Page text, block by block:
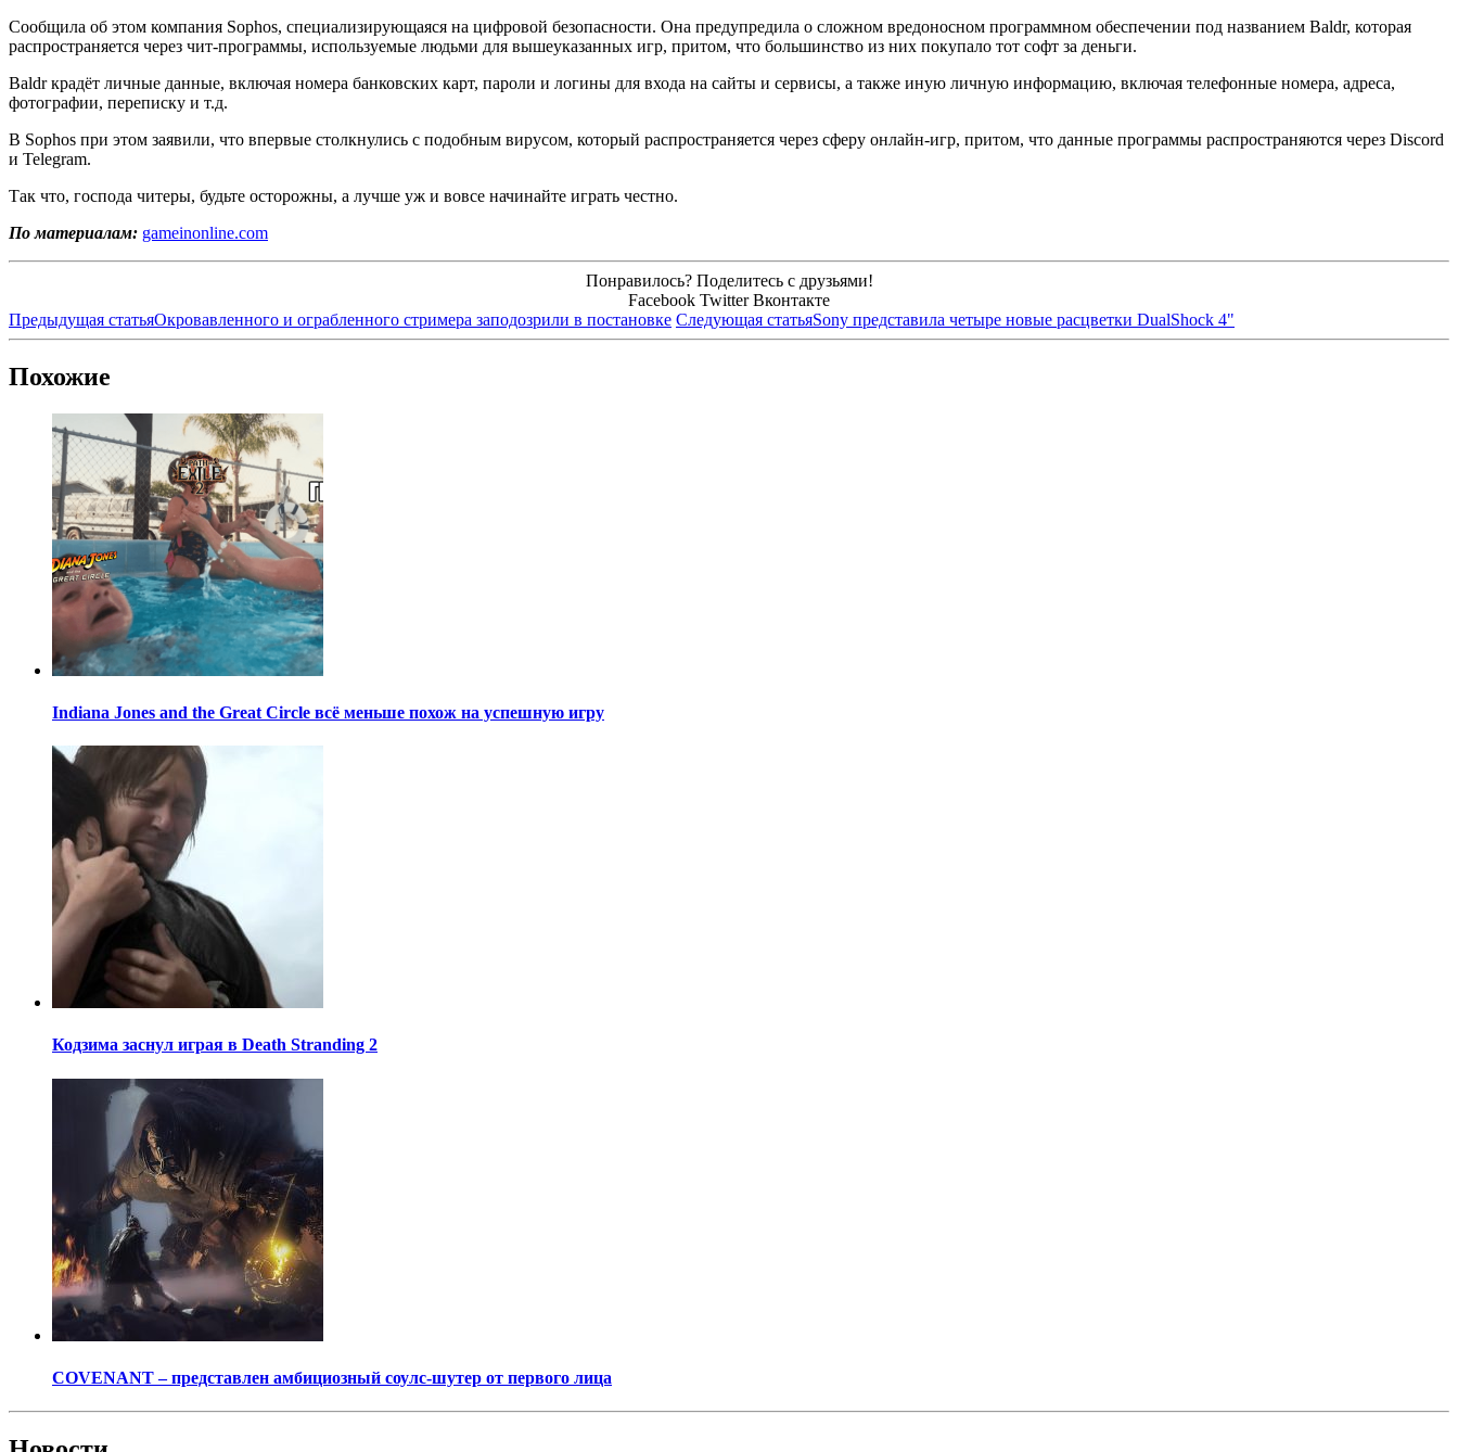
Сообщила об этом компания Sophos, специализирующаяся на цифровой безопасности. Она предупредила о сложном вредоносном программном обеспечении под названием Baldr, которая
распространяется через чит-программы, используемые людьми для вышеуказанных игр, притом, что большинство из них покупало тот софт за деньги.
Baldr крадёт личные данные, включая номера банковских карт, пароли и логины для входа на сайты и сервисы, а также иную личную информацию, включая телефонные номера, адреса,
фотографии, переписку и т.д.
В Sophos при этом заявили, что впервые столкнулись с подобным вирусом, который распространяется через сферу онлайн-игр, притом, что данные программы распространяются через Discord
и Telegram.
Так что, господа читеры, будьте осторожны, а лучше уж и вовсе начинайте играть честно.
По материалам: gameinonline.com
Понравилось? Поделитесь с друзьями!
Facebook Twitter Вконтакте
Предыдущая статьяОкровавленного и ограбленного стримера заподозрили в постановке Следующая статьяSony представила четыре новые расцветки DualShock 4"
Похожие
Indiana Jones and the Great Circle всё меньше похож на успешную игру
Кодзима заснул играя в Death Stranding 2
COVENANT – представлен амбициозный соулс-шутер от первого лица